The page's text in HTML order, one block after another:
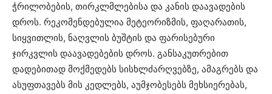
ჭრილობების, თირკლმლებისა და კანის დაავადების
დროს. რეკომენდებულია მეტეორიზმის, ფაღარათის,
სიყვითლის, ნაღვლის ბუშტის და ფარისებური
ჯირკვლის დაავადებების დროს. განსაკუთრებით
დადებითად მოქმედებს სისხლძარღვებზე, ამაგრებს და
ასუფთავებს მის კედლებს, აუმჯობესებს მეხსიერებას,